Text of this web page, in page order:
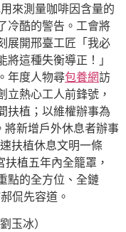
來測量咖啡因含量的
冷酷的警告。工會將
展開邢臺工匠「我必
將這種失衡導正！」
年度人物尋包養網訪
立熱心工人前鋒號，
扶植；以維權辦事為
新增戶外休息者辦事
扶植休息文明一條
植五年內全籠罩，
點的全方位、全鏈
侃先容道。
玉冰）